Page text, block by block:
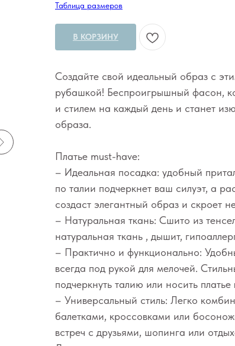
Таблица размеров
В КОРЗИНУ
Создайте свой идеальный образ с
рубашкой! Беспроигрышный фасон,
и стилем на каждый день и станет
образа.
Платье must-have:
– Идеальная посадка: удобный
по талии подчеркнет ваш силуэт, а
создаст элегантный образ и скроет
– Натуральная ткань: Сшито из
натуральная ткань , дышит,
– Практично и функционально:
всегда под рукой для мелочей.
подчеркнуть талию или носить
– Универсальный стиль: Легко
балетками, кроссовками или
встреч с друзьями, шопинга или